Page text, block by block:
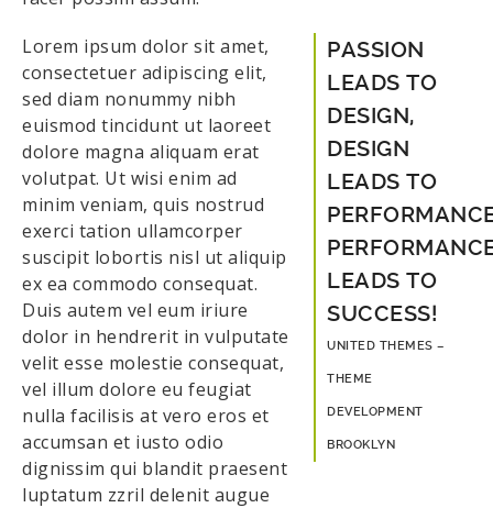
PASSION
LEADS TO
DESIGN,
DESIGN
LEADS TO
LEADS TO
SUCCESS!
UNITED THEMES –
THEME
DEVELOPMENT
BROOKLYN
Lorem ipsum dolor sit amet,
consectetuer adipiscing elit,
sed diam nonummy nibh
euismod tincidunt ut laoreet
dolore magna aliquam erat
volutpat. Ut wisi enim ad
minim veniam, quis nostrud
exerci tation ullamcorper
suscipit lobortis nisl ut aliquip
ex ea commodo consequat.
Duis autem vel eum iriure
dolor in hendrerit in vulputate
velit esse molestie consequat,
vel illum dolore eu feugiat
nulla facilisis at vero eros et
accumsan et iusto odio
dignissim qui blandit praesent
luptatum zzril delenit augue